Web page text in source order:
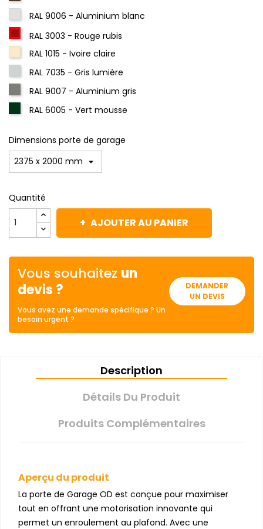
RAL 9006 - Aluminium blanc
RAL 3003 - Rouge rubis
RAL 1015 - Ivoire claire
RAL 7035 - Gris lumière
RAL 9007 - Aluminium gris
RAL 6005 - Vert mousse
Dimensions porte de garage
Quantité
AJOUTER AU PANIER
Vous souhaitez un
devis ?
Vous avez une demande spécifique ? Un
besoin urgent ?
DEMANDER
UN DEVIS
Description
Détails Du Produit
Produits Complémentaires
Aperçu du produit
La porte de Garage OD est conçue pour maximiser
tout en offrant une motorisation innovante qui
permet un enroulement au plafond. Avec une